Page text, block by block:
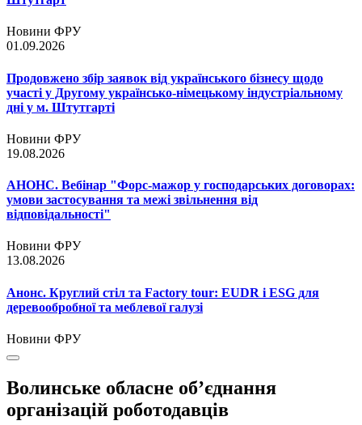
Новини ФРУ
01.09.2026
Продовжено збір заявок від українського бізнесу щодо
участі у Другому українсько-німецькому індустріальному
дні у м. Штутгарті
Новини ФРУ
19.08.2026
АНОНС. Вебінар "Форс-мажор у господарських договорах:
умови застосування та межі звільнення від
відповідальності"
Новини ФРУ
13.08.2026
Анонс. Круглий стіл та Factory tour: EUDR і ESG для
деревообробної та меблевої галузі
Новини ФРУ
Волинське обласне об’єднання
організацій роботодавців